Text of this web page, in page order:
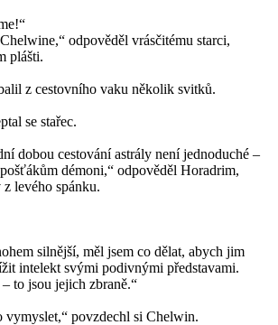
odpověděl vrásčitému starci,
plášti.
z cestovního vaku několik svitků.
se stařec.
dobou cestování astrály není jednoduché –
démoni,“ odpověděl Horadrim,
levého spánku.
silnější, měl jsem co dělat, abych jim
intelekt svými podivnými představami.
to jsou jejich zbraně.“
vymyslet,“ povzdechl si Chelwin.